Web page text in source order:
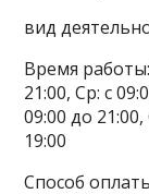
вид
Время работы:
21:00, Ср: с
09:00 до 21:00,
19:00
Способ